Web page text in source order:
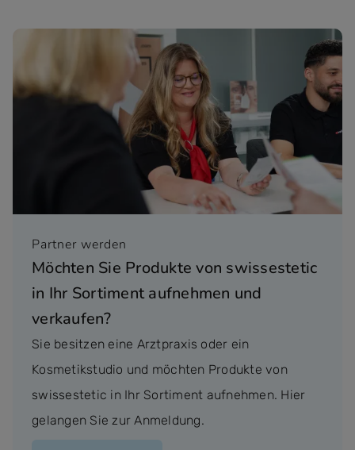
Partner werden
Möchten Sie Produkte von swissestetic
in Ihr Sortiment aufnehmen und
verkaufen?
Sie besitzen eine Arztpraxis oder ein
Kosmetikstudio und möchten Produkte von
swissestetic in Ihr Sortiment aufnehmen. Hier
gelangen Sie zur Anmeldung.